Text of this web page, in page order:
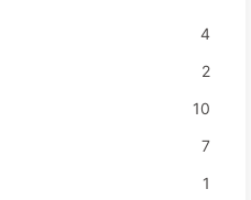
4
2
10
7
1